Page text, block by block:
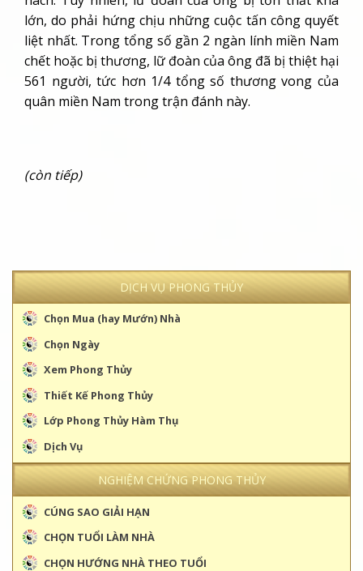
DỊCH VỤ PHONG THỦY
Chọn Mua (hay Mướn) Nhà
Chọn Ngày
Xem Phong Thủy
Thiết Kế Phong Thủy
Lớp Phong Thủy Hàm Thụ
Dịch Vụ
NGHIỆM CHỨNG PHONG THỦY
CÚNG SAO GIẢI HẠN
CHỌN TUỔI LÀM NHÀ
CHỌN HƯỚNG NHÀ THEO TUỔI
lớn, do phải hứng chịu những cuộc tấn công quyết
liệt nhất. Trong tổng số gần 2 ngàn lính miền Nam
chết hoặc bị thương, lữ đoàn của ông đã bị thiệt hại
561 người, tức hơn 1/4 tổng số thương vong của
quân miền Nam trong trận đánh này.
(còn tiếp)